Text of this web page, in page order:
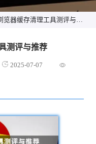
器缓存清理工具测评与推荐
测评与推荐
2025-07-07